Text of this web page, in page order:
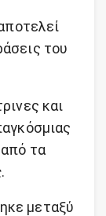
του
και
από τα
.
μεταξύ